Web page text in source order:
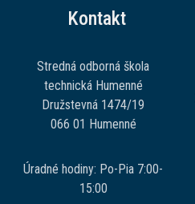
Kontakt
Stredná odborná škola
technická Humenné
Družstevná 1474/19
066 01 Humenné
Úradné hodiny: Po-Pia 7:00-
15:00